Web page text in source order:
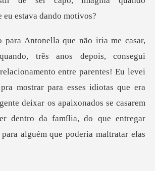
mento entre parentes! Eu levei
mostrar para esses idiotas que era
deixar os apaixonados s